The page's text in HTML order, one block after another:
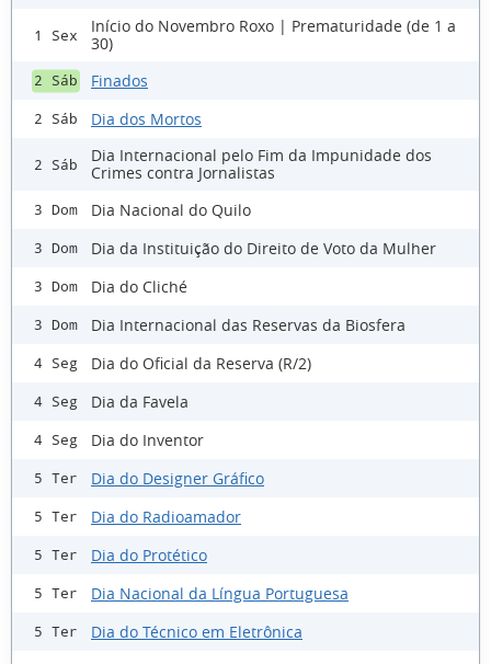
1 Sex
Início do Novembro Roxo | Prematuridade (de 1 a
30)
2 Sáb Finados
2 Sáb Dia dos Mortos
2 Sáb
Dia Internacional pelo Fim da Impunidade dos
Crimes contra Jornalistas
3 Dom Dia Nacional do Quilo
3 Dom Dia da Instituição do Direito de Voto da Mulher
3 Dom Dia do Cliché
3 Dom Dia Internacional das Reservas da Biosfera
4 Seg Dia do Oficial da Reserva (R/2)
4 Seg Dia da Favela
4 Seg Dia do Inventor
5 Ter Dia do Designer Gráfico
5 Ter Dia do Radioamador
5 Ter Dia do Protético
5 Ter Dia Nacional da Língua Portuguesa
5 Ter Dia do Técnico em Eletrônica